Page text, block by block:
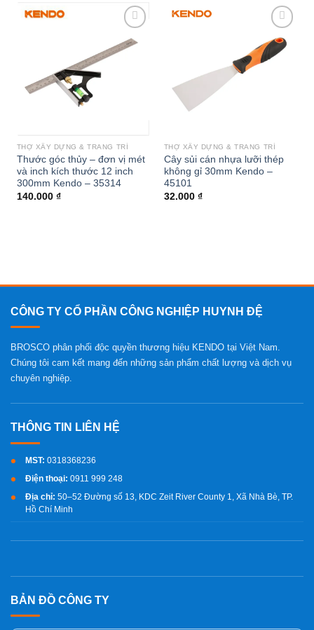
Add to
wishlist
THỢ XÂY DỰNG & TRANG TRÍ
Thước góc thủy – đơn vị mét
và inch kích thước 12 inch
300mm Kendo – 35314
140.000 ₫
Add to
wishlist
THỢ XÂY DỰNG & TRANG TRÍ
Cây sủi cán nhựa lưỡi thép
không gỉ 30mm Kendo –
45101
32.000 ₫
BẢN ĐỒ CÔNG TY
CÔNG TY CỔ PHẦN CÔNG NGHIỆP HUYNH ĐỆ
BROSCO phân phối độc quyền thương hiệu KENDO tại Việt Nam.
Chúng tôi cam kết mang đến những sản phẩm chất lượng và dịch vụ
chuyên nghiệp.
MST: 0318368236
Điện thoại: 0911 999 248
Địa chỉ: 50–52 Đường số 13, KDC Zeit River County 1, Xã Nhà Bè, TP.
Hồ Chí Minh